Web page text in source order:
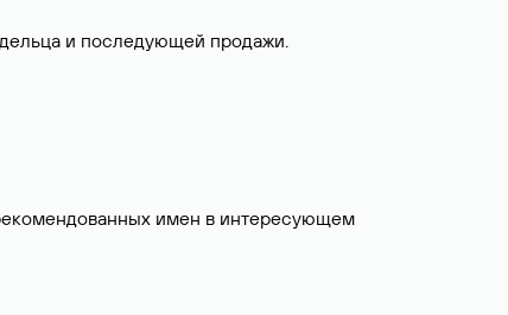
и последующей продажи.
имен в интересующем